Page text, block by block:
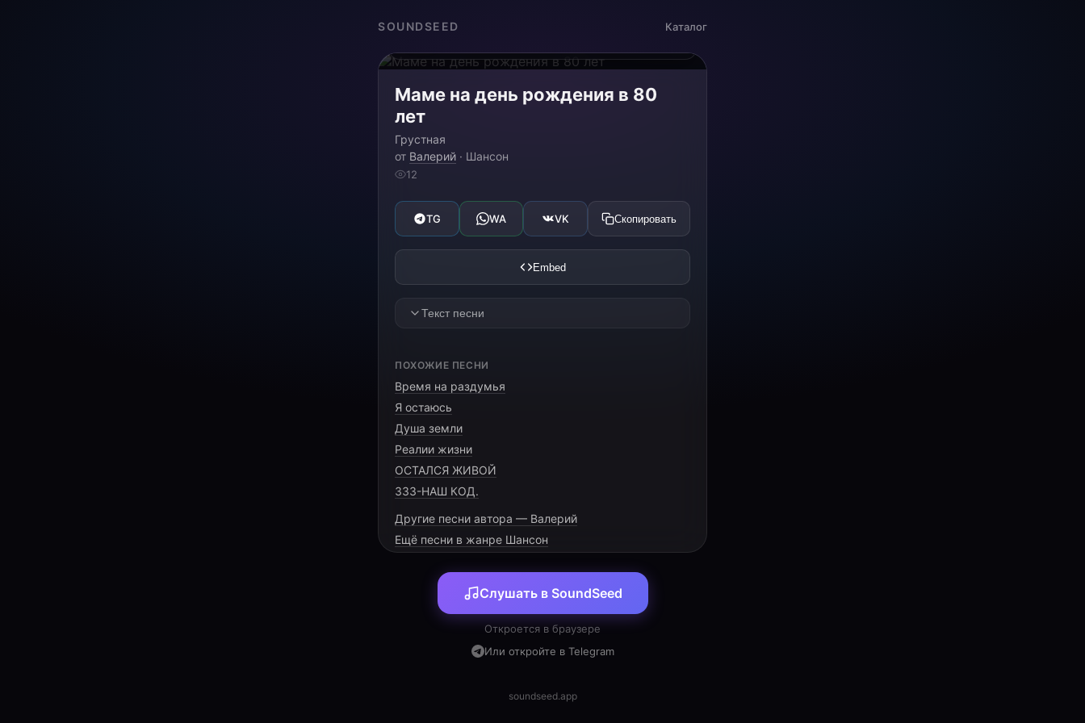
SOUNDSEED Каталог
Маме на день рождения в 80
лет
Грустная
от Валерий · Шансон
12
TG WA VK Скопировать
Embed
Текст песни
Не в папу я признаться нужно.
Зато мой плов или котлетка
И если честно разобраться
Я всем вам вынужден признаться
Я за тобой ходил когда-то
В припрыжку, чтобы не отстать,
А перед сном я ждал когда ты
ПОХОЖИЕ ПЕСНИ
Время на раздумья
Я остаюсь
Душа земли
Реалии жизни
ОСТАЛСЯ ЖИВОЙ
333-НАШ КОД.
Другие песни автора — Валерий
Ещё песни в жанре Шансон
Слушать в SoundSeed
Откроется в браузере
Или откройте в Telegram
soundseed.app